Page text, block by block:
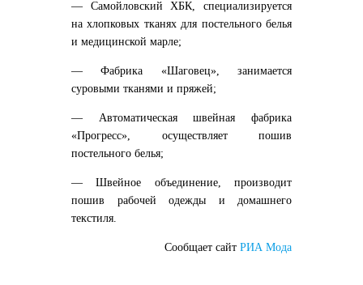
— Самойловский ХБК, специализируется
на хлопковых тканях для постельного белья
и медицинской марле;
— Фабрика «Шаговец», занимается
суровыми тканями и пряжей;
— Автоматическая швейная фабрика
«Прогресс», осуществляет пошив
постельного белья;
— Швейное объединение, производит
пошив рабочей одежды и домашнего
текстиля.
Сообщает сайт РИА Мода